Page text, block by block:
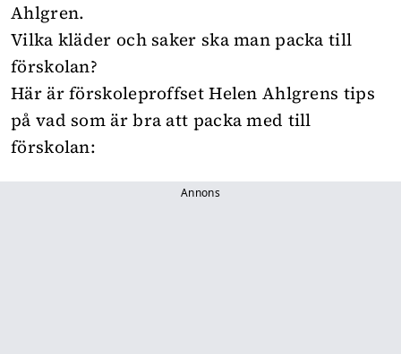
Ahlgren.
Vilka kläder och saker ska man packa till
förskolan?
Här är förskoleproffset Helen Ahlgrens tips
på vad som är bra att packa med till
förskolan:
Annons